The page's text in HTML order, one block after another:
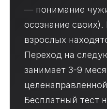
— понимание
осознание
взрослых
Переход на
занимает 3-9
Бесплатный тест